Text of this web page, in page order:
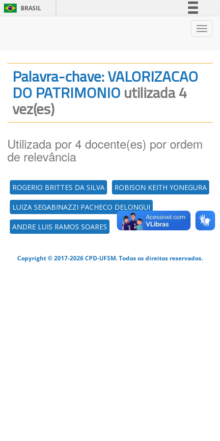
BRASIL
Legislação
Canais
Palavra-chave: VALORIZACAO
DO PATRIMONIOutilizada 4
vez(es)
Utilizada por 4 docente(es) por ordem
de relevância
ROGERIO BRITTES DA SILVA ROBISON KEITH YONEGURA
LUIZA SEGABINAZZI PACHECO DELONGUI
ANDRE LUIS RAMOS SOARES
Copyright © 2017-2026 CPD-UFSM. Todos os direitos reservados.